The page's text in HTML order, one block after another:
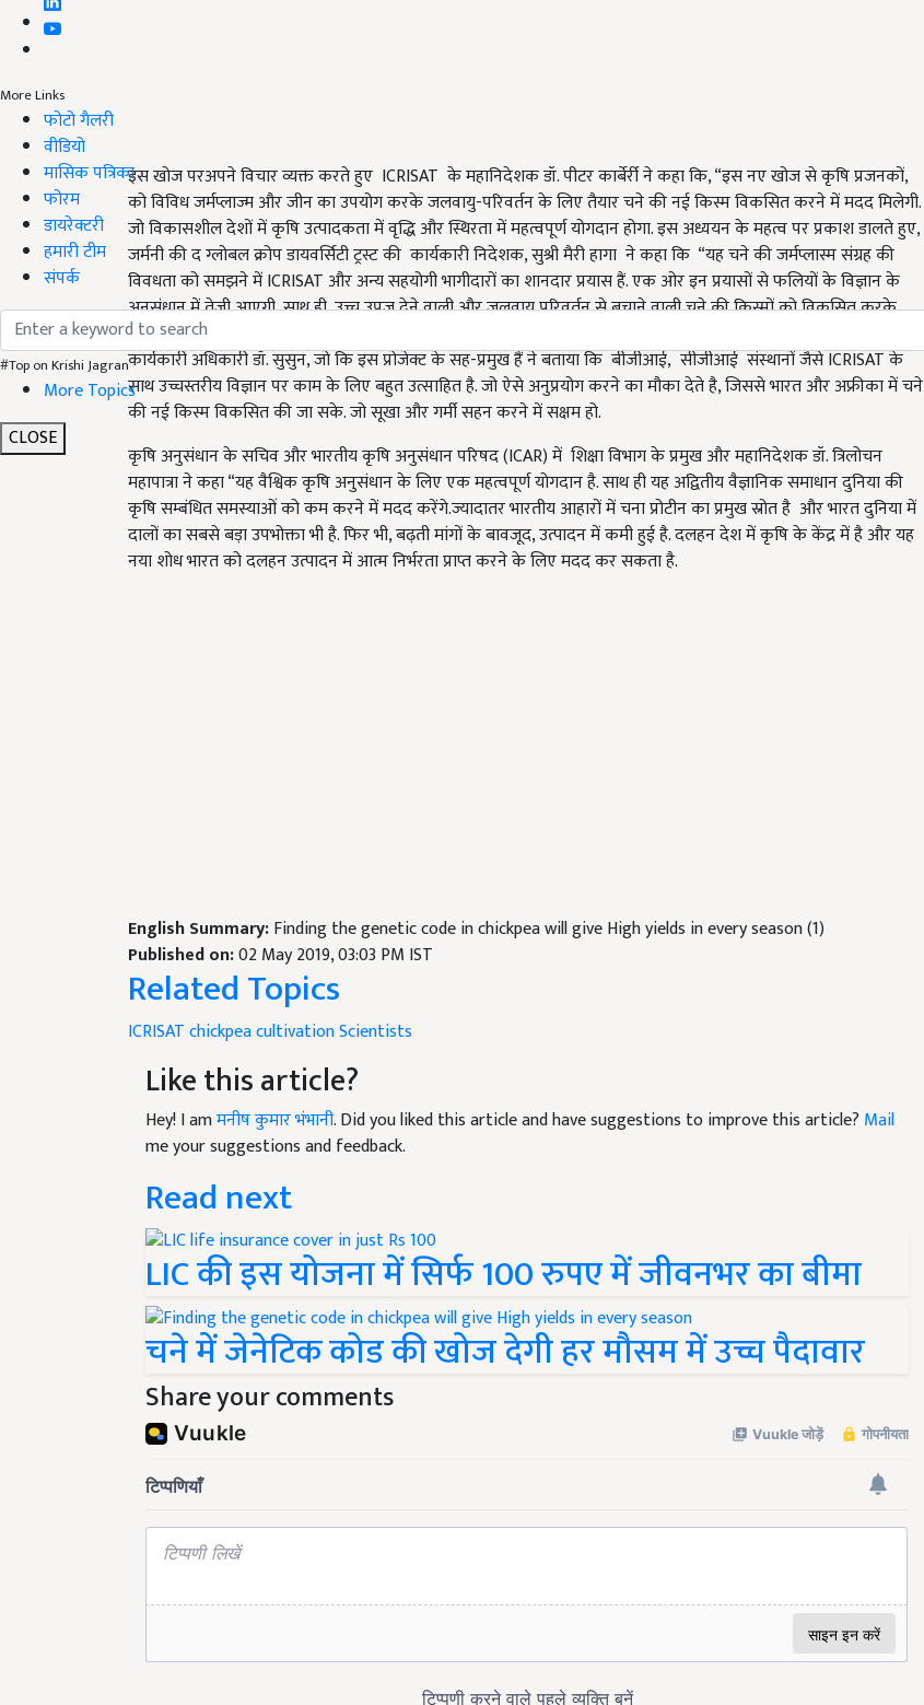
More Links
फोटो गैलरी
वीडियो
मासिक पत्रिका
फोरम
डायरेक्टरी
हमारी टीम
संपर्क
#Top on Krishi Jagran
More Topics
CLOSE
इस खोज परअपने विचार व्यक्त करते हुए ICRISAT के महानिदेशक डॉ. पीटर कार्बेर्री ने कहा कि, “इस नए खोज से कृषि प्रजनकों,
को विविध जर्मप्लाज्म और जीन का उपयोग करके जलवायु-परिवर्तन के लिए तैयार चने की नई किस्म विकसित करने में मदद मिलेगी.
जो विकासशील देशों में कृषि उत्पादकता में वृद्धि और स्थिरता में महत्वपूर्ण योगदान होगा. इस अध्ययन के महत्व पर प्रकाश डालते हुए,
जर्मनी की द ग्लोबल क्रोप डायवर्सिटी ट्रस्ट की कार्यकारी निदेशक, सुश्री मैरी हागा ने कहा कि “यह चने की जर्मप्लास्म संग्रह की
विवधता को समझने में ICRISAT और अन्य सहयोगी भागीदारों का शानदार प्रयास हैं. एक ओर इन प्रयासों से फलियों के विज्ञान के
अनुसंधान में तेजी आएगी, साथ ही, उच्च उपज देने वाली और जलवायु परिवर्तन से बचाने वाली चने की किस्मों को विकसित करके
विकासशील देशों में कृषक समुदाय को मदद पहुंचाएगी. वहीं दूसरी ओर चीन की बीजीआई-रिसर्च कंपनी के अध्यक्ष और मुख्य
कार्यकारी अधिकारी डॉ. सुसुन, जो कि इस प्रोजेक्ट के सह-प्रमुख हैं ने बताया कि बीजीआई, सीजीआई संस्थानों जैसे ICRISAT के
साथ उच्चस्तरीय विज्ञान पर काम के लिए बहुत उत्साहित है. जो ऐसे अनुप्रयोग करने का मौका देते है, जिससे भारत और अफ्रीका में चने
की नई किस्म विकसित की जा सके. जो सूखा और गर्मी सहन करने में सक्षम हो.
कृषि अनुसंधान के सचिव और भारतीय कृषि अनुसंधान परिषद (ICAR) में शिक्षा विभाग के प्रमुख और महानिदेशक डॉ. त्रिलोचन
महापात्रा ने कहा “यह वैश्विक कृषि अनुसंधान के लिए एक महत्वपूर्ण योगदान है. साथ ही यह अद्वितीय वैज्ञानिक समाधान दुनिया की
कृषि सम्बंधित समस्याओं को कम करने में मदद करेंगे.ज्यादातर भारतीय आहारों में चना प्रोटीन का प्रमुख स्रोत है और भारत दुनिया में
दालों का सबसे बड़ा उपभोक्ता भी है. फिर भी, बढ़ती मांगों के बावजूद, उत्पादन में कमी हुई है. दलहन देश में कृषि के केंद्र में है और यह
नया शोध भारत को दलहन उत्पादन में आत्म निर्भरता प्राप्त करने के लिए मदद कर सकता है.
English Summary:Finding the genetic code in chickpea will give High yields in every season (1)
Published on:02 May 2019, 03:03 PM IST
Related Topics
ICRISATchickpeacultivationScientists
Like this article?
Hey! I amमनीष कुमार भंभानी. Did you liked this article and have suggestions to improve this article? Mail
me your suggestions and feedback.
Read next
LIC की इस योजना में सिर्फ 100 रुपए में जीवनभर का बीमा
चने में जेनेटिक कोड की खोज देगी हर मौसम में उच्च पैदावार
Share your comments